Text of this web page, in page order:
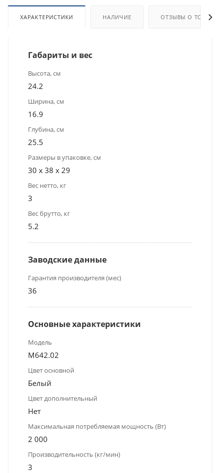
ХАРАКТЕРИСТИКИ НАЛИЧИЕ ОТЗЫВЫ О ТОВАРЕ
Габариты и вес
Высота, см
24.2
Ширина, см
16.9
Глубина, см
25.5
Размеры в упаковке, см
30 x 38 x 29
Вес нетто, кг
3
Вес брутто, кг
5.2
Заводские данные
Гарантия производителя (мес)
36
Основные характеристики
Модель
М642.02
Цвет основной
Белый
Цвет дополнительный
Нет
Максимальная потребляемая мощность (Вт)
2 000
Производительность (кг/мин)
3